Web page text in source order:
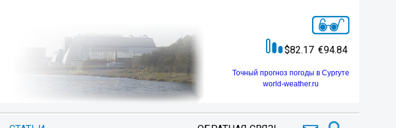
82.17 94.84
Точный прогноз погоды в Сургуте
world-weather.ru